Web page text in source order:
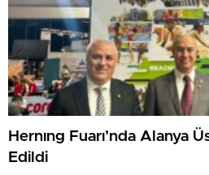
Hernıng Fuarı’nda Alanya
Edildi